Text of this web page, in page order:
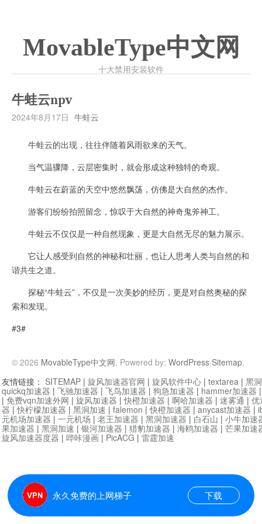
MovableType中文网
十大禁用安装软件
牛蛙云npv
2024年8月17日 牛蛙云
牛蛙云的出现，往往伴随着风雨欲来的天气。
当气温骤降，云层密集时，就会形成这种独特的奇观。
牛蛙云在蔚蓝的天空中悠然飘荡，仿佛是大自然的杰作。
游客们纷纷拍照留念，惊叹于大自然的神奇鬼斧神工。
牛蛙云不仅仅是一种自然现象，更是大自然无尽的魅力展示。
它让人感受到自然的神秘和壮丽，也让人思考人类与自然的和
谐共生之道。
探秘“牛蛙云”，不仅是一次美妙的经历，更是对自然奥秘的探
索和发现。
#3#
© 2026 MovableType中文网. Powered by: WordPress.Sitemap.
永久免费的上网梯子 下载
友情链接： SITEMAP | 旋风加速器官网 | 旋风软件中心 | textarea | 黑
quickq加速器 | 飞驰加速器 | 飞鸟加速器 | 狗急加速器 | hammer加速器
| 免费vqn加速外网 | 旋风加速器 |快橙加速器 | 啊哈加速器 | 迷雾通 | 优
器 |快柠檬加速器 | 黑洞加速 | falemon |快橙加速器 | anycast加速器 |
元机场加速器 | 一元机场 | 老王加速器 | 黑洞加速器 | 白石山 | 小牛加速
果加速器 | 黑洞加速 | 银河加速器 | 猎豹加速器 | 海鸥加速器 | 芒果加速
旋风加速器度器 | 哔咔漫画 | PicACG | 雷霆加速